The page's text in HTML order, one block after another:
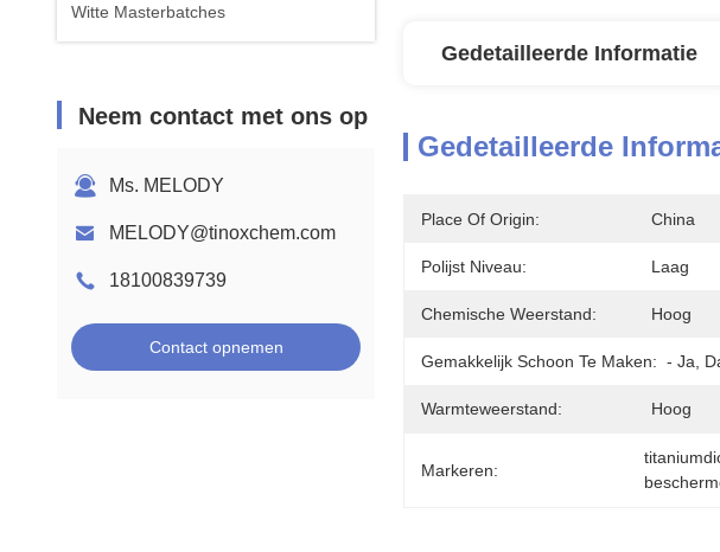
Witte Masterbatches
Neem contact met ons op
Ms. MELODY
MELODY@tinoxchem.com
18100839739
Contact opnemen
Gedetailleerde Informatie
Gedetailleerde
Place Of Origin: China
Polijst Niveau: Laag
Chemische Weerstand: Hoog
Gemakkelijk Schoon Te Maken: - Ja,
Warmteweerstand: Hoog
Markeren: